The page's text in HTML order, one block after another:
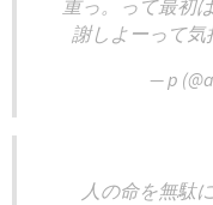
重っ。って最初
謝しよーって気
— p
人の命を無駄